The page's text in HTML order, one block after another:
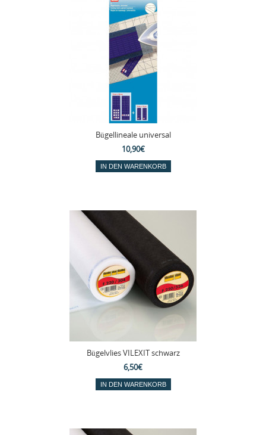
Bügellineale universal
10,90€
Bügelvlies VILEXIT schwarz
6,50€